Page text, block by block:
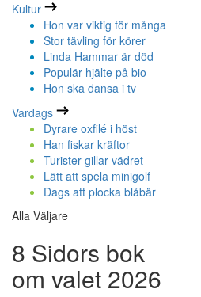
Kultur
Hon var viktig för många
Stor tävling för körer
Linda Hammar är död
Populär hjälte på bio
Hon ska dansa i tv
Vardags
Dyrare oxfilé i höst
Han fiskar kräftor
Turister gillar vädret
Lätt att spela minigolf
Dags att plocka blåbär
Alla Väljare
8 Sidors bok
om valet 2026